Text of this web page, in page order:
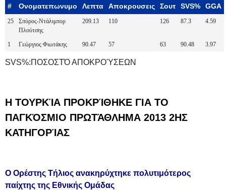
# Ονοματεπωνυμο Λεπτα Αποκρουσεις Σουτ SVS% GGA
25
Σπύρος-Ντάλιμπορ
Πλούτσης
209.13 110 126 87.3 4.59
1 Γεώργιος Φιωτάκης 90.47 57 63 90.48 3.97
SVS%:ΠΟΣΟΣΤΌ ΑΠΟΚΡΟΎΣΕΩΝ
Η ΤΟΥΡΚΊΑ ΠΡΟΚΡΊΘΗΚΕ ΓΙΑ ΤΟ
ΠΑΓΚΌΣΜΙΟ ΠΡΩΤΆΘΛΗΜΑ 2013 2ΗΣ
ΚΑΤΗΓΟΡΊΑΣ
Ο Ορέστης Τήλιος ανακηρύχτηκε πολυτιμότερος
παίχτης της Εθνικής Ομάδας